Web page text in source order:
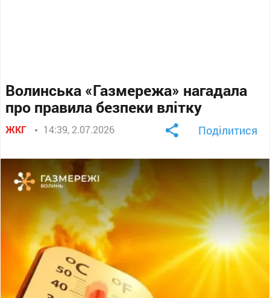
Волинська «Газмережа» нагадала
про правила безпеки влітку
ЖКГ 14:39, 2.07.2026 Поділитися